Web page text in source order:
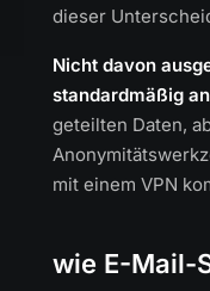
dieser
Nicht davon
standardmäßig
geteilten Daten,
mit einem VPN
wie E-Mail-